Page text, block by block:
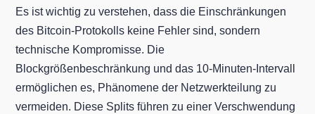
Es ist wichtig zu verstehen, dass die Einschränkungen
des Bitcoin-Protokolls keine Fehler sind, sondern
technische Kompromisse. Die
Blockgrößenbeschränkung und das 10-Minuten-Intervall
ermöglichen es, Phänomene der Netzwerkteilung zu
vermeiden. Diese Splits führen zu einer Verschwendung